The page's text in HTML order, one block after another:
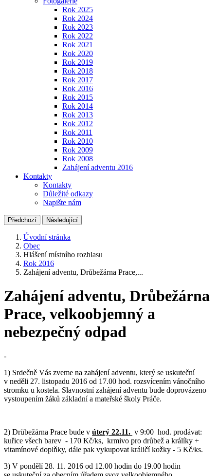
Rok 2025
Rok 2024
Rok 2023
Rok 2022
Rok 2021
Rok 2020
Rok 2019
Rok 2018
Rok 2017
Rok 2016
Rok 2015
Rok 2014
Rok 2013
Rok 2012
Rok 2011
Rok 2010
Rok 2009
Rok 2008
Zahájení adventu 2016
Kontakty
Kontakty
Důležité odkazy
Napište nám
Předchozí Následující
Úvodní stránka
Obec
Hlášení místního rozhlasu
Rok 2016
Zahájení adventu, Drůbežárna Prace,...
Zahájení adventu, Drůbežárna
Prace, velkoobjemný a
nebezpečný odpad
-
1) Srdečně Vás zveme na zahájení adventu, který se uskuteční
v neděli 27. listopadu 2016 od 17.00 hod. rozsvícením vánočního
stromku u kostela. Slavnostní zahájení adventu bude doprovázeno
vystoupením žáků základní a mateřské školy Práče.
2) Drůbežárna Prace bude v úterý 22.11. v 9:00 hod. prodávat:
kuřice všech barev - 170 Kč/ks, krmivo pro drůbež a králíky +
vitamínové doplňky, dále pak vykupovat králičí kožky - 5 Kč/ks.
3) V pondělí 28. 11. 2016 od 12.00 hodin do 19.00 hodin